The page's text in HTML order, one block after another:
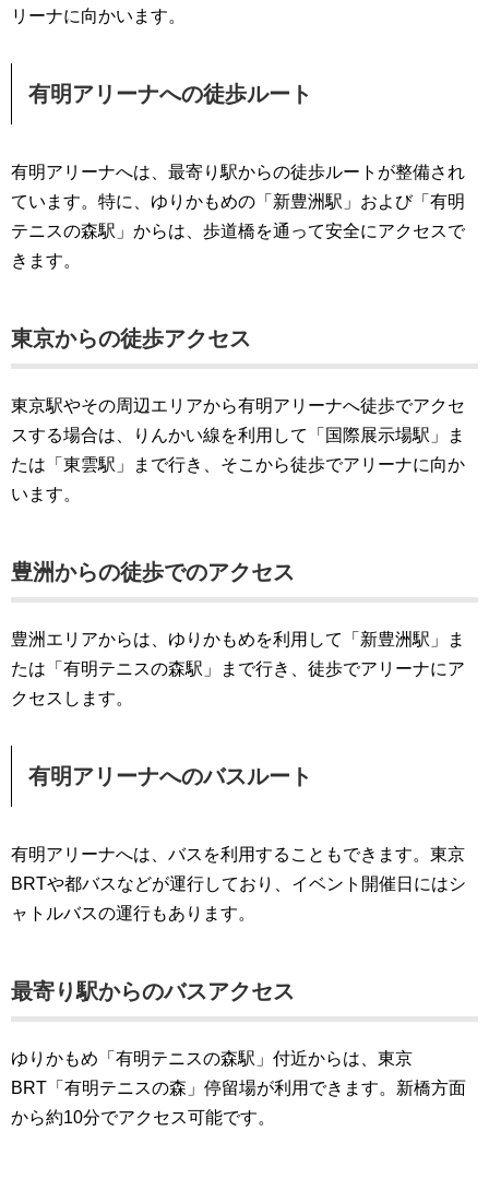
リーナに向かいます。
有明アリーナへの徒歩ルート
有明アリーナへは、最寄り駅からの徒歩ルートが整備され
ています。特に、ゆりかもめの「新豊洲駅」および「有明
テニスの森駅」からは、歩道橋を通って安全にアクセスで
きます。
東京からの徒歩アクセス
東京駅やその周辺エリアから有明アリーナへ徒歩でアクセ
スする場合は、りんかい線を利用して「国際展示場駅」ま
たは「東雲駅」まで行き、そこから徒歩でアリーナに向か
います。
豊洲からの徒歩でのアクセス
豊洲エリアからは、ゆりかもめを利用して「新豊洲駅」ま
たは「有明テニスの森駅」まで行き、徒歩でアリーナにア
クセスします。
有明アリーナへのバスルート
有明アリーナへは、バスを利用することもできます。東京
BRTや都バスなどが運行しており、イベント開催日にはシ
ャトルバスの運行もあります。
最寄り駅からのバスアクセス
ゆりかもめ「有明テニスの森駅」付近からは、東京
BRT「有明テニスの森」停留場が利用できます。新橋方面
から約10分でアクセス可能です。